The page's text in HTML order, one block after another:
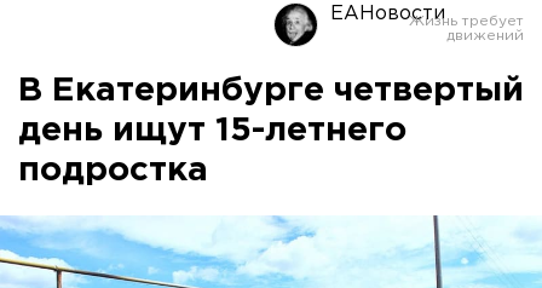
ЕАНовости
В Екатеринбурге четвертый
день ищут 15-летнего
подростка